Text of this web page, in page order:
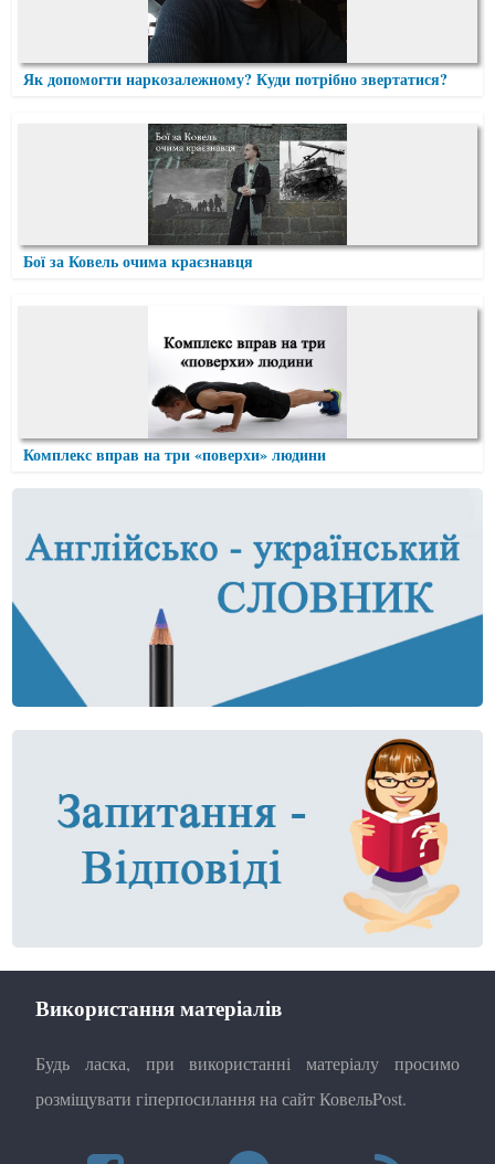
Як допомогти наркозалежному? Куди потрібно звертатися?
Бої за Ковель очима краєзнавця
Комплекс вправ на три «поверхи» людини
Використання матеріалів
Будь ласка, при використанні матеріалу просимо
розміщувати гіперпосилання на сайт КовельPost.